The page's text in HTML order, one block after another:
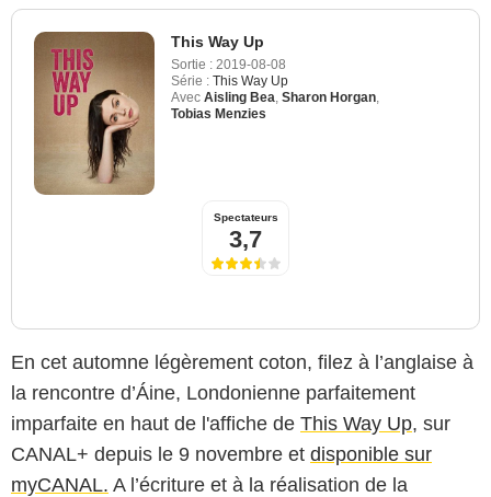
This Way Up
Sortie : 2019-08-08
Série : This Way Up
Avec Aisling Bea Sharon Horgan
Tobias Menzies
Spectateurs
3,7
En cet automne légèrement coton, filez à l’anglaise à
la rencontre d’Áine, Londonienne parfaitement
imparfaite en haut de l'affiche de This Way Up, sur
CANAL+ depuis le 9 novembre et disponible sur
myCANAL. A l’écriture et à la réalisation de la